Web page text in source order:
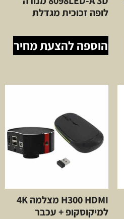
לופה זכוכית מגדלת
הוספה להצעת מחיר
H300 HDMI מצלמה 4K
למיקוסקופ + עכבר